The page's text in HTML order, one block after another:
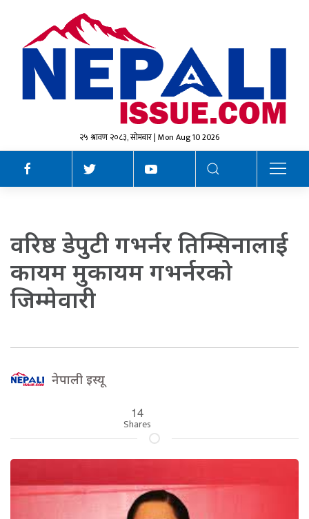
२५ श्रावण २०८३, सोमबार | Mon Aug 10 2026
वरिष्ठ डेपुटी गभर्नर तिम्सिनालाई
कायम मुकायम गभर्नरको
जिम्मेवारी
नेपाली इस्यू
14
Shares